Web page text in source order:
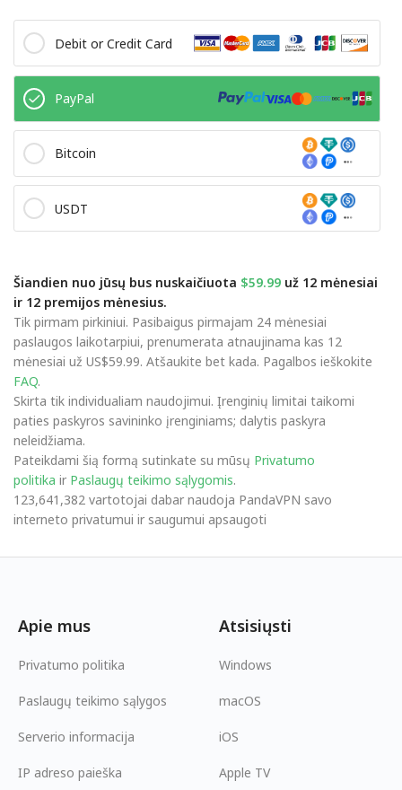
Debit or Credit Card
PayPal
Bitcoin
USDT
Šiandien nuo jūsų bus nuskaičiuota $59.99 už 12 mėnesiai
ir 12 premijos mėnesius.
Tik pirmam pirkiniui. Pasibaigus pirmajam 24 mėnesiai
paslaugos laikotarpiui, prenumerata atnaujinama kas 12
mėnesiai už US$59.99. Atšaukite bet kada. Pagalbos ieškokite
FAQ.
Skirta tik individualiam naudojimui. Įrenginių limitai taikomi
paties paskyros savininko įrenginiams; dalytis paskyra
neleidžiama.
Pateikdami šią formą sutinkate su mūsų Privatumo
politika ir Paslaugų teikimo sąlygomis.
123,641,382 vartotojai dabar naudoja PandaVPN savo
interneto privatumui ir saugumui apsaugoti
Apie mus
Privatumo politika
Paslaugų teikimo sąlygos
Serverio informacija
IP adreso paieška
Atsisiųsti
Windows
macOS
iOS
Apple TV